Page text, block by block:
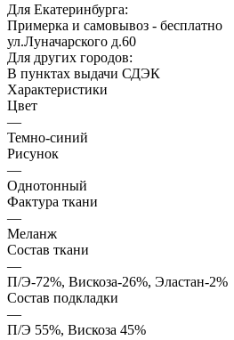
Для Екатеринбурга:
Примерка и самовывоз - бесплатно
ул.Луначарского д.60
Для других городов:
В пунктах выдачи СДЭК
Характеристики
Цвет
—
Темно-синий
Рисунок
—
Однотонный
Фактура ткани
—
Меланж
Состав ткани
—
П/Э-72%, Вискоза-26%, Эластан-2%
Состав подкладки
—
П/Э 55%, Вискоза 45%